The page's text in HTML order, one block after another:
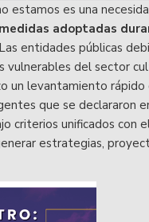
estamos es una
adoptadas
entidades públicas
vulnerables del sector
un levantamiento
que se declararon
criterios unificados con
estrategias,